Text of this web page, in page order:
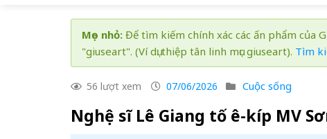
Mẹo nhỏ: Để tìm kiếm chính xác các ấn phẩm của
"giuseart". (Ví dụ: thiệp tân linh mục giuseart). Tìm
56 lượt xem 07/06/2026 Cuộc sống
Nghệ sĩ Lê Giang tố ê-kíp MV